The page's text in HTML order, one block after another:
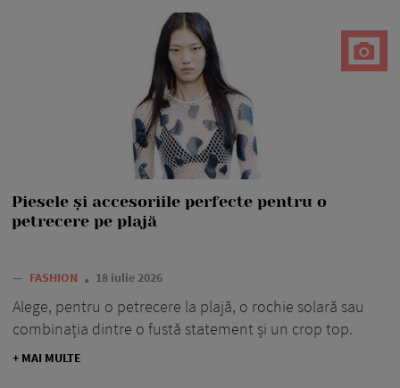
Piesele și accesoriile perfecte pentru o
petrecere pe plajă
— FASHION 18 iulie 2026
Alege, pentru o petrecere la plajă, o rochie solară sau
combinația dintre o fustă statement și un crop top.
+ MAI MULTE